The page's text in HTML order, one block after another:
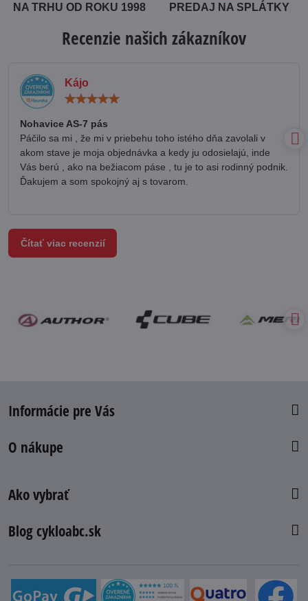
NA TRHU OD ROKU 1998 PREDAJ NA SPLÁTKY
Recenzie našich zákazníkov
Kájo
Nohavice AS-7 pás
Páčilo sa mi , že mi v priebehu toho istého dňa zavolali v
akom stave je moja objednávka a kedy ju odosielajú, inde
Vás berú , ako na bežiacom páse , tu je to asi rodinný podnik.
Ďakujem a som spokojný aj s tovarom.
Čítať viac recenzií
Informácie pre Vás
O nákupe
Ako vybrať
Blog cykloabc.sk